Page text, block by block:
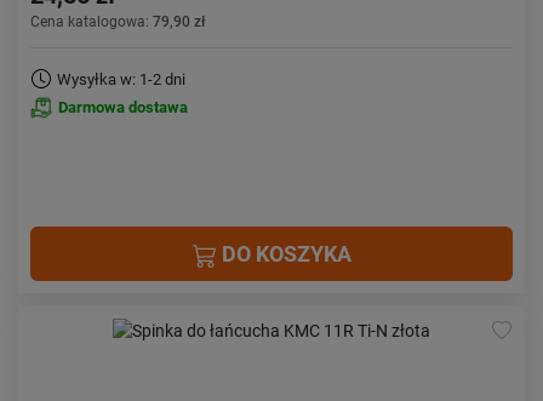
Cena katalogowa: 79,90 zł
Wysyłka w: 1-2 dni
Darmowa dostawa
DO KOSZYKA